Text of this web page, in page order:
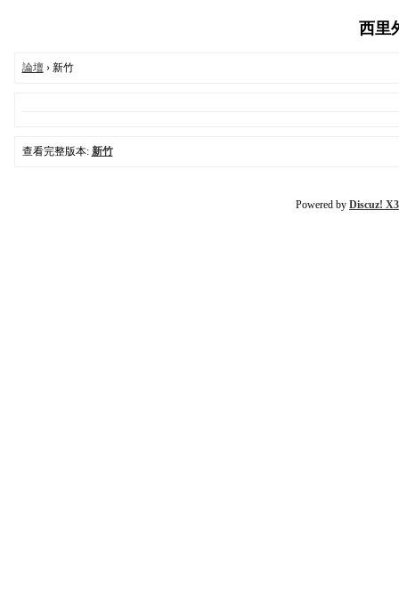
西里
論壇› 新竹
查看完整版本: 新竹
Powered by Discuz!